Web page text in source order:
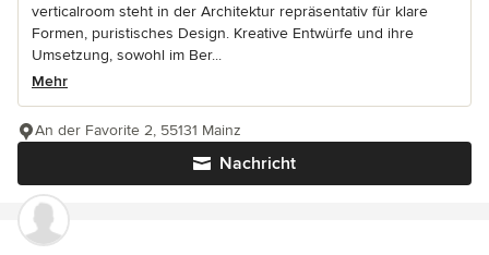
verticalroom steht in der Architektur repräsentativ für klare
Formen, puristisches Design. Kreative Entwürfe und ihre
Umsetzung, sowohl im Ber...
Mehr
Nachricht
An der Favorite 2, 55131 Mainz